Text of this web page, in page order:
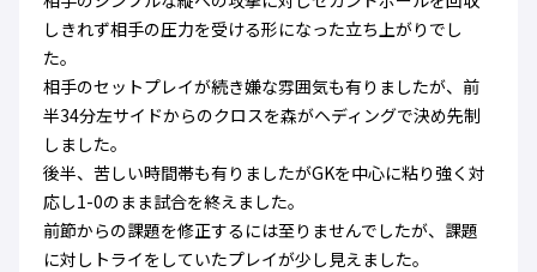
しきれず相手の圧力を受ける形になった立ち上がりでし
た。
相手のセットプレイが続き嫌な雰囲気も有りましたが、前
半34分左サイドからのクロスを森がヘディングで決め先制
しました。
後半、苦しい時間帯も有りましたがGKを中心に粘り強く対
応し1-0のまま試合を終えました。
前節からの課題を修正するには至りませんでしたが、課題
に対しトライをしていたプレイが少し見えました。